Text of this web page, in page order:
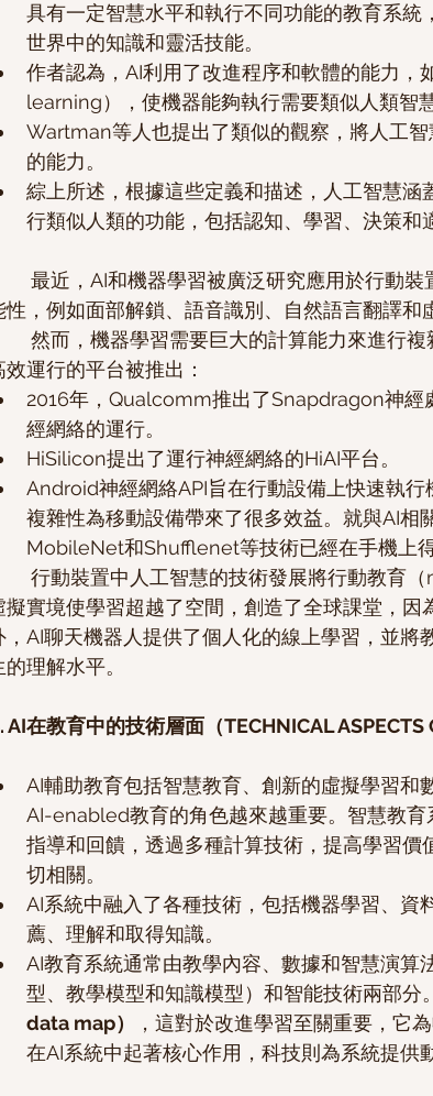
具有一定智慧水平和執行不同功能的教育系
世界中的知識和靈活技能。
作者認為，AI利用了改進程序和軟體的能力
learning），使機器能夠執行需要類似人類智
Wartman等人也提出了類似的觀察，將人工
的能力。
綜上所述，根據這些定義和描述，人工智慧
行類似人類的功能，包括認知、學習、決策和
性，例如面部解鎖、語音識別、自然語言翻譯和
效運行的平台被推出：
2016年，Qualcomm推出了Snapdragon神經
經網絡的運行。
HiSilicon提出了運行神經網絡的HiAI平台。
Android神經網絡API旨在行動設備上快速執
複雜性為移動設備帶來了很多效益。就與AI相
MobileNet和Shufflenet等技術已經在手機上得
擬實境使學習超越了空間，創造了全球課堂，
，AI聊天機器人提供了個人化的線上學習，並將
的理解水平。
AI在教育中的技術層面（TECHNICAL ASPECTS
AI輔助教育包括智慧教育、創新的虛擬學習和
AI-enabled教育的角色越來越重要。智慧教
指導和回饋，透過多種計算技術，提高學習
切相關。
AI系統中融入了各種技術，包括機器學習、資
薦、理解和取得知識。
AI教育系統通常由教學內容、數據和智慧演算
型、教學模型和知識模型）和智能技術兩部分
data map）
，這對於改進學習至關重要，它
在AI系統中起著核心作用，科技則為系統提供